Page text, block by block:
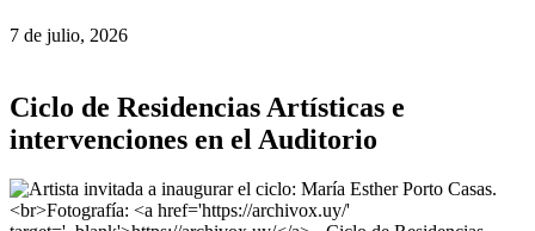
7 de julio, 2026
Ciclo de Residencias Artísticas e
intervenciones en el Auditorio